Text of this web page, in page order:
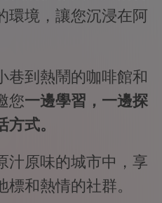
環境，讓您沉浸在阿
巷到熱鬧的咖啡館和
您一邊學習，一邊探
式。
汁原味的城市中，享
和熱情的社群。